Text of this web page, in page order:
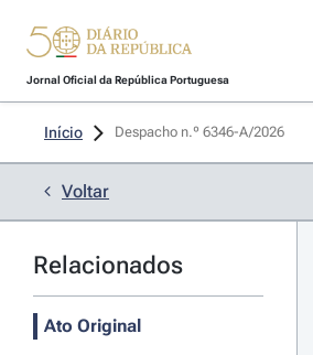
Jornal Oficial da República Portuguesa
Início Despacho n.º 6346-A/2026
Voltar
Relacionados
Ato Original